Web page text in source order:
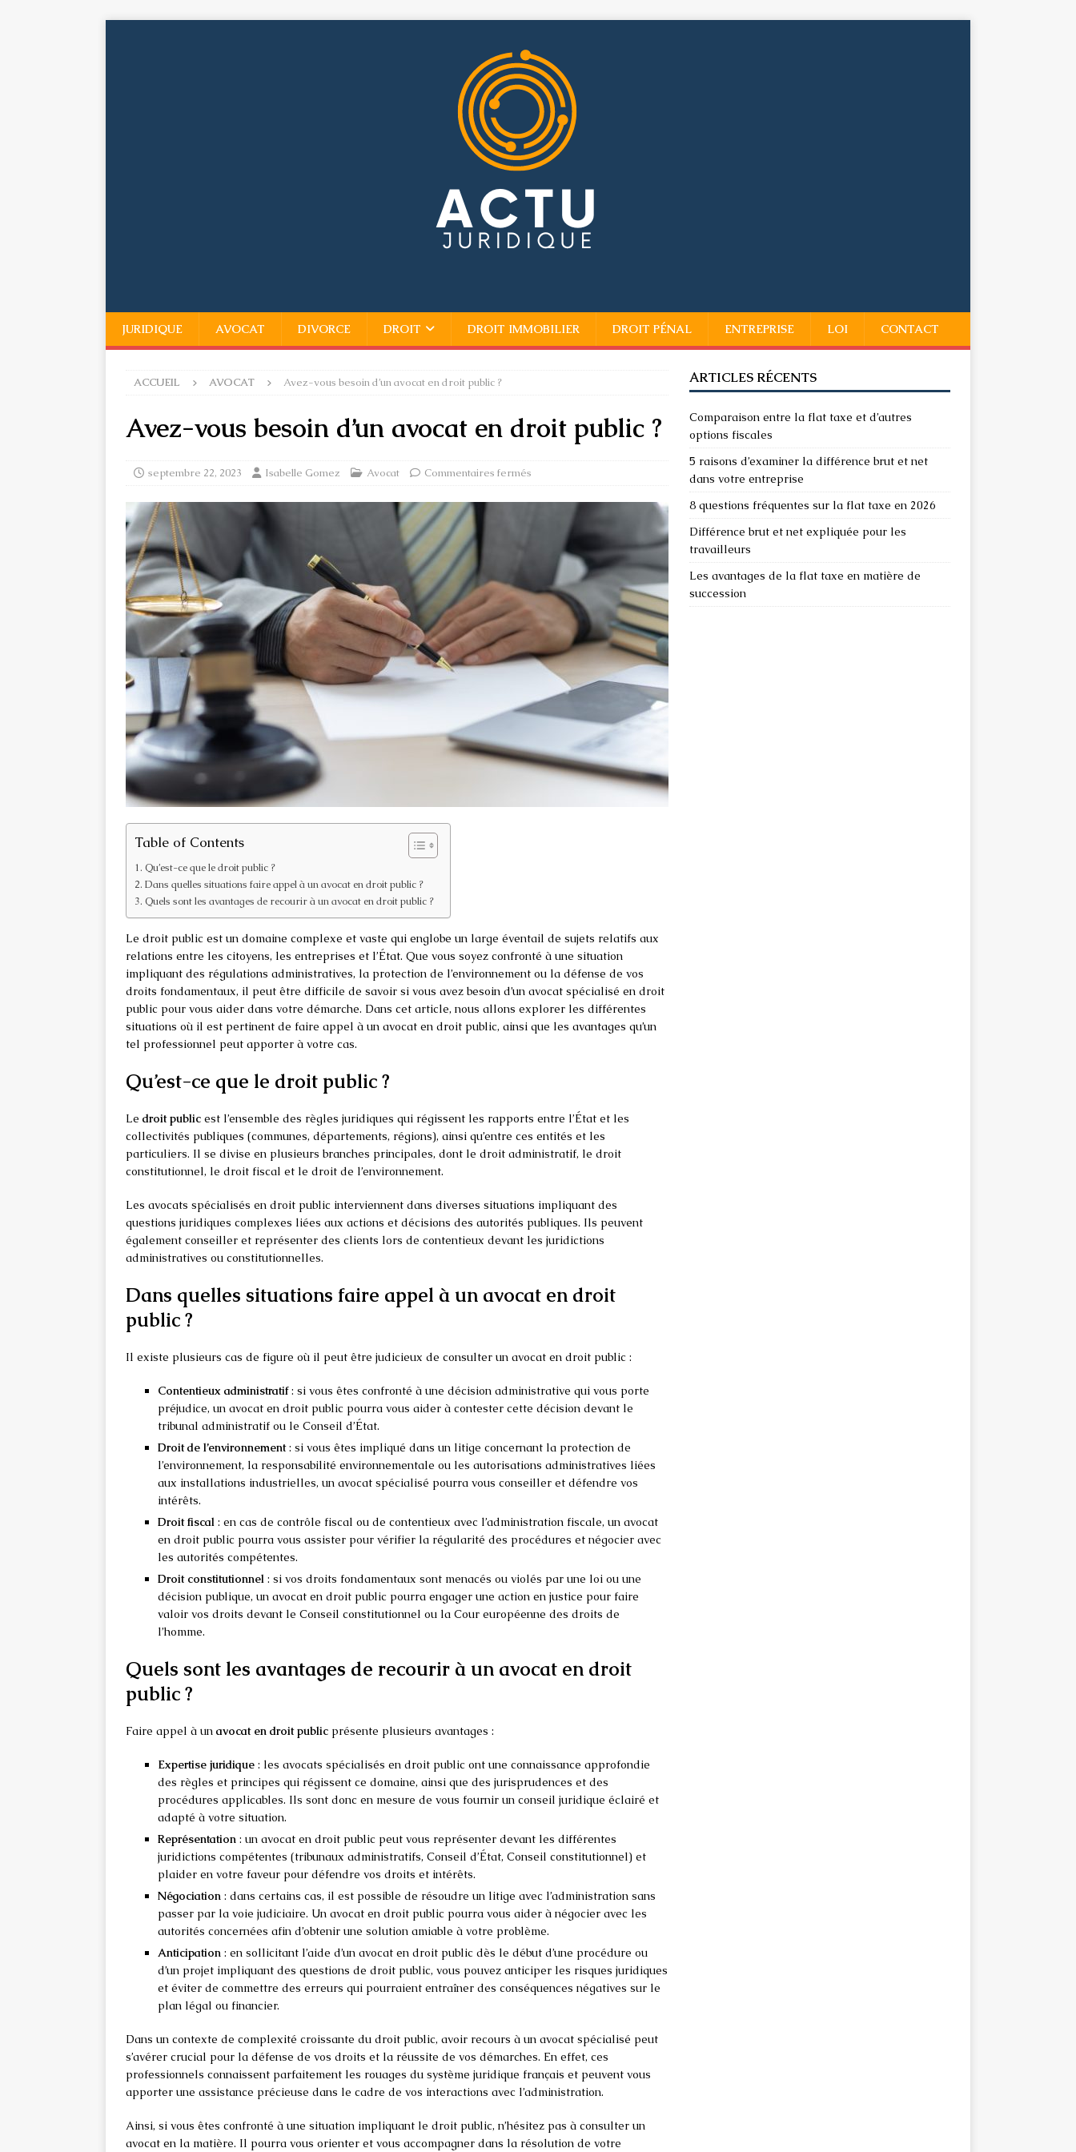
JURIDIQUE AVOCAT DIVORCE DROIT DROIT IMMOBILIER DROIT PÉNAL ENTREPRISE LOI CONTACT
ACCUEIL AVOCAT Avez-vous besoin d’un avocat en droit public ?
Avez-vous besoin d’un avocat en droit public ?
septembre 22, 2023 Isabelle Gomez Avocat Commentaires fermés
Table of Contents
Qu’est-ce que le droit public ?
Dans quelles situations faire appel à un avocat en droit public ?
Quels sont les avantages de recourir à un avocat en droit public ?
Le droit public est un domaine complexe et vaste qui englobe un large éventail de sujets relatifs aux
relations entre les citoyens, les entreprises et l’État. Que vous soyez confronté à une situation
impliquant des régulations administratives, la protection de l’environnement ou la défense de vos
droits fondamentaux, il peut être difficile de savoir si vous avez besoin d’un avocat spécialisé en droit
public pour vous aider dans votre démarche. Dans cet article, nous allons explorer les différentes
situations où il est pertinent de faire appel à un avocat en droit public, ainsi que les avantages qu’un
tel professionnel peut apporter à votre cas.
Qu’est-ce que le droit public ?
Le droit public est l’ensemble des règles juridiques qui régissent les rapports entre l’État et les
collectivités publiques (communes, départements, régions), ainsi qu’entre ces entités et les
particuliers. Il se divise en plusieurs branches principales, dont le droit administratif, le droit
constitutionnel, le droit fiscal et le droit de l’environnement.
Les avocats spécialisés en droit public interviennent dans diverses situations impliquant des
questions juridiques complexes liées aux actions et décisions des autorités publiques. Ils peuvent
également conseiller et représenter des clients lors de contentieux devant les juridictions
administratives ou constitutionnelles.
Dans quelles situations faire appel à un avocat en droit
public ?
Il existe plusieurs cas de figure où il peut être judicieux de consulter un avocat en droit public :
Contentieux administratif: si vous êtes confronté à une décision administrative qui vous porte
préjudice, un avocat en droit public pourra vous aider à contester cette décision devant le
tribunal administratif ou le Conseil d’État.
Droit de l’environnement: si vous êtes impliqué dans un litige concernant la protection de
l’environnement, la responsabilité environnementale ou les autorisations administratives liées
aux installations industrielles, un avocat spécialisé pourra vous conseiller et défendre vos
intérêts.
Droit fiscal : en cas de contrôle fiscal ou de contentieux avec l’administration fiscale, un avocat
en droit public pourra vous assister pour vérifier la régularité des procédures et négocier avec
les autorités compétentes.
Droit constitutionnel : si vos droits fondamentaux sont menacés ou violés par une loi ou une
décision publique, un avocat en droit public pourra engager une action en justice pour faire
valoir vos droits devant le Conseil constitutionnel ou la Cour européenne des droits de
l’homme.
Quels sont les avantages de recourir à un avocat en droit
public ?
Faire appel à un avocat en droit public présente plusieurs avantages :
Expertise juridique : les avocats spécialisés en droit public ont une connaissance approfondie
des règles et principes qui régissent ce domaine, ainsi que des jurisprudences et des
procédures applicables. Ils sont donc en mesure de vous fournir un conseil juridique éclairé et
adapté à votre situation.
Représentation : un avocat en droit public peut vous représenter devant les différentes
juridictions compétentes (tribunaux administratifs, Conseil d’État, Conseil constitutionnel) et
plaider en votre faveur pour défendre vos droits et intérêts.
Négociation : dans certains cas, il est possible de résoudre un litige avec l’administration sans
passer par la voie judiciaire. Un avocat en droit public pourra vous aider à négocier avec les
autorités concernées afin d’obtenir une solution amiable à votre problème.
Anticipation : en sollicitant l’aide d’un avocat en droit public dès le début d’une procédure ou
d’un projet impliquant des questions de droit public, vous pouvez anticiper les risques juridiques
et éviter de commettre des erreurs qui pourraient entraîner des conséquences négatives sur le
plan légal ou financier.
Dans un contexte de complexité croissante du droit public, avoir recours à un avocat spécialisé peut
s’avérer crucial pour la défense de vos droits et la réussite de vos démarches. En effet, ces
professionnels connaissent parfaitement les rouages du système juridique français et peuvent vous
apporter une assistance précieuse dans le cadre de vos interactions avec l’administration.
Ainsi, si vous êtes confronté à une situation impliquant le droit public, n’hésitez pas à consulter un
avocat en la matière. Il pourra vous orienter et vous accompagner dans la résolution de votre
ARTICLES RÉCENTS
Comparaison entre la flat taxe et d’autres
options fiscales
5 raisons d’examiner la différence brut et net
dans votre entreprise
8 questions fréquentes sur la flat taxe en 2026
Différence brut et net expliquée pour les
travailleurs
Les avantages de la flat taxe en matière de
succession